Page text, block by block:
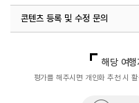
콘텐츠 등록 및 수정 문의
해당 여
평가를 해주시면 개인화 추천 시